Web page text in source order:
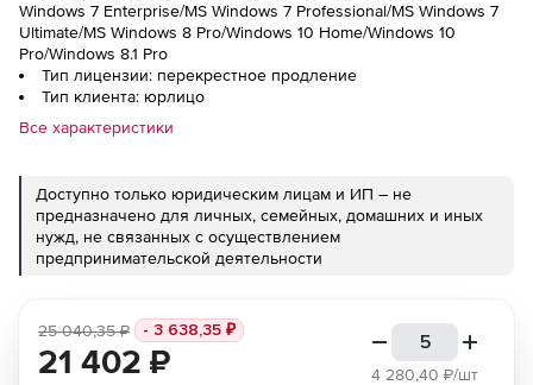
Windows 7 Enterprise/MS Windows 7 Professional/MS Windows 7
Ultimate/MS Windows 8 Pro/Windows 10 Home/Windows 10
Pro/Windows 8.1 Pro
Тип лицензии: перекрестное продление
Тип клиента: юрлицо
Все характеристики
Доступно только юридическим лицам и ИП – не
предназначено для личных, семейных, домашних и иных
нужд, не связанных с осуществлением
предпринимательской деятельности
25 040,35₽ - 3 638,35 ₽
21 402 ₽ 4 280,40 ₽/шт